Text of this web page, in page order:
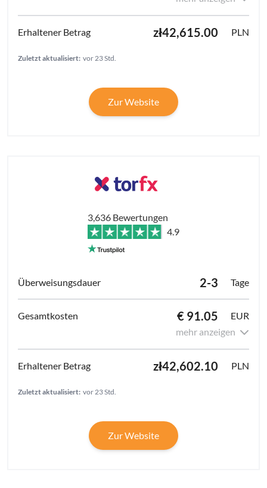
zł42,615.00 PLN
Zuletzt aktualisiert: vor 23 Std.
Zur Website
3,636 Bewertungen
4.9
2-3 Tage
€ 91.05
EUR
mehr anzeigen
zł42,602.10 PLN
Zuletzt aktualisiert: vor 23 Std.
Zur Website